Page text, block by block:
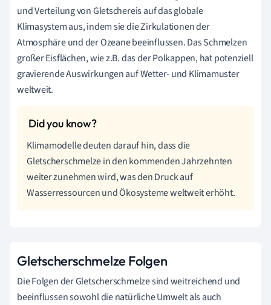
und Verteilung von Gletschereis auf das globale
Klimasystem aus, indem sie die Zirkulationen der
Atmosphäre und der Ozeane beeinflussen. Das Schmelzen
großer Eisflächen, wie z.B. das der Polkappen, hat potenziell
gravierende Auswirkungen auf Wetter- und Klimamuster
weltweit.
Klimamodelle deuten darauf hin, dass die
Gletscherschmelze in den kommenden Jahrzehnten
weiter zunehmen wird, was den Druck auf
Wasserressourcen und Ökosysteme weltweit erhöht.
Gletscherschmelze Folgen
Die Folgen der Gletscherschmelze sind weitreichend und
beeinflussen sowohl die natürliche Umwelt als auch